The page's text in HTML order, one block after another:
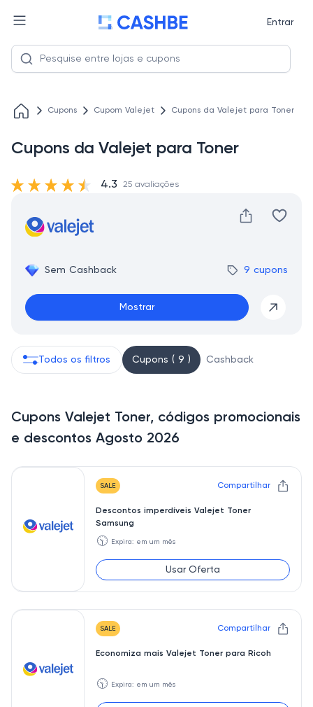
Entrar
Cupons Cupom Valejet Cupons da Valejet para Toner
Cupons da Valejet para Toner
Sem Cashback 9 cupons
Mostrar
4.3 25 avaliações
Todos os filtros Cupons ( 9 ) Cashback
Cupons Valejet Toner, códigos promocionais
e descontos Agosto 2026
SALE Compartilhar
Descontos imperdíveis Valejet Toner
Samsung
🕥 Expira: em um mês
Usar Oferta
SALE Compartilhar
Economiza mais Valejet Toner para Ricoh
🕥 Expira: em um mês